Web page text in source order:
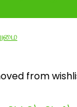
from